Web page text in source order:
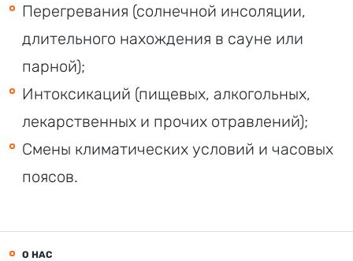
Перегревания (солнечной инсоляции,
длительного нахождения в сауне или
парной);
Интоксикаций (пищевых, алкогольных,
лекарственных и прочих отравлений);
Смены климатических условий и часовых
поясов.
О НАС